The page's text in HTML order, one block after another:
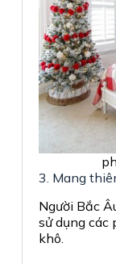
3. Mang
Người Bắc
sử dụng các
khô.